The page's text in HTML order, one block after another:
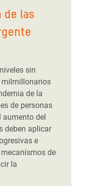
de las
sin
milmillonarios
de la
de personas
aumento del
deben aplicar
e
de
la